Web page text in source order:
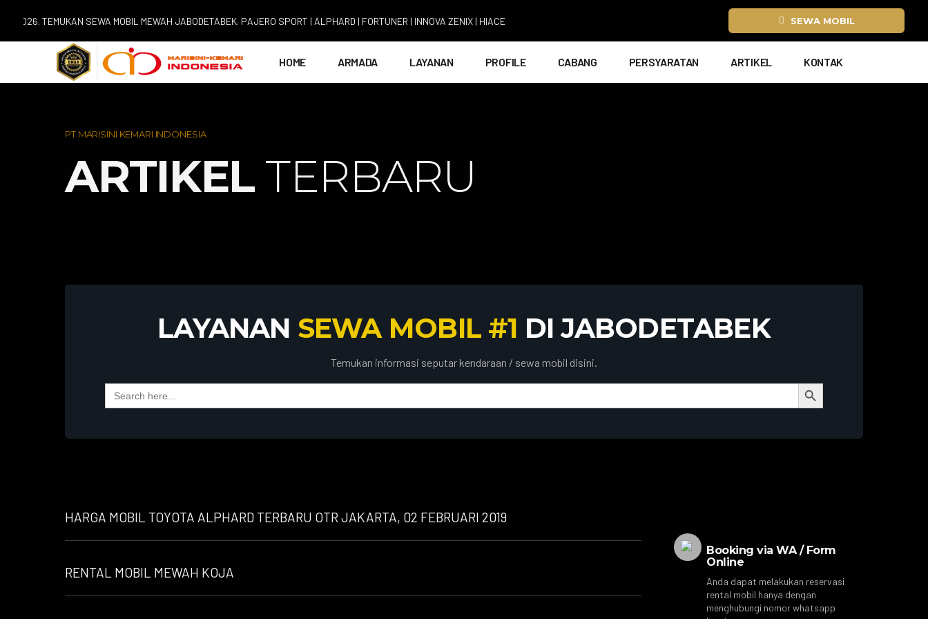
TEMUKAN SEWA MOBIL MEWAH JABODETABEK. PAJERO SPORT | ALPHARD | FORTUNER | INNOVA ZENIX | HIACE SEWA MOBIL
HOME ARMADA LAYANAN PROFILE CABANG PERSYARATAN ARTIKEL KONTAK
PT MARISINI KEMARI INDONESIA
ARTIKEL TERBARU
LAYANAN SEWA MOBIL #1 DI JABODETABEK
Temukan informasi seputar kendaraan / sewa mobil disini.
Search
for:
Search Button
HARGA MOBIL TOYOTA ALPHARD TERBARU OTR JAKARTA, 02 FEBRUARI 2019
RENTAL MOBIL MEWAH KOJA
Booking via WA / Form
Online
Anda dapat melakukan reservasi
rental mobil hanya dengan
menghubungi nomor whatsapp